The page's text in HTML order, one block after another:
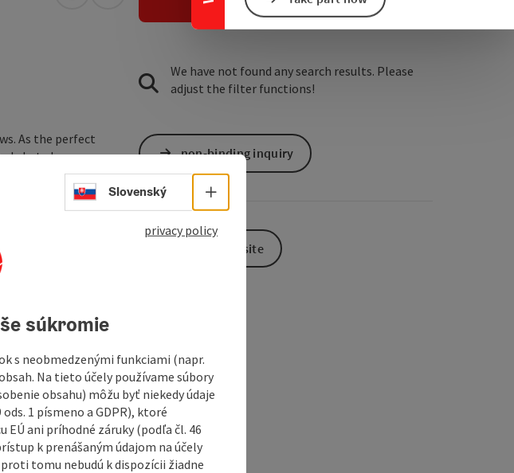
As the perfect
but also scores
is particularly
area with a grill and
accommodation in
We have not found any search results. Please
adjust the filter functions!
non-binding inquiry
To the website
Select language - Open menu
Slovenský
privacy policy
súkromie
s neobmedzenými funkciami (napr.
Na tieto účely používame súbory
obsahu) môžu byť niekedy údaje
1 písmeno a GDPR), ktoré
EÚ ani príhodné záruky (podľa čl. 46
k prenášaným údajom na účely
tomu nebudú k dispozícii žiadne